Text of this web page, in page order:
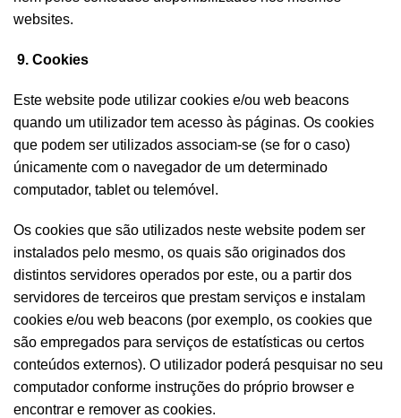
websites.
9. Cookies
Este website pode utilizar cookies e/ou web beacons
quando um utilizador tem acesso às páginas. Os cookies
que podem ser utilizados associam-se (se for o caso)
únicamente com o navegador de um determinado
computador, tablet ou telemóvel.
Os cookies que são utilizados neste website podem ser
instalados pelo mesmo, os quais são originados dos
distintos servidores operados por este, ou a partir dos
servidores de terceiros que prestam serviços e instalam
cookies e/ou web beacons (por exemplo, os cookies que
são empregados para serviços de estatísticas ou certos
conteúdos externos). O utilizador poderá pesquisar no seu
computador conforme instruções do próprio browser e
encontrar e remover as cookies.